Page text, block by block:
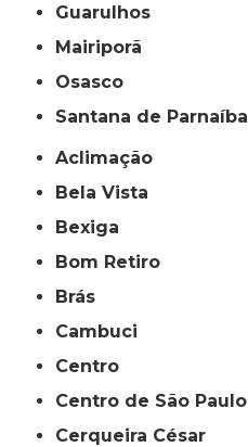
Guarulhos
Mairiporã
Osasco
Santana de Parnaíba
Aclimação
Bela Vista
Bexiga
Bom Retiro
Brás
Cambuci
Centro
Centro de São Paulo
Cerqueira César